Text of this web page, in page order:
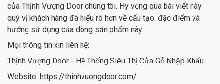
của Thịnh Vượng Door chúng tôi. Hy vọng qua bài viết này
quý vị khách hàng đã hiểu rõ hơn về cấu tạo, đặc điểm và
hướng sử dụng của dòng sản phẩm này.
Mọi thông tin xin liên hệ:
Thịnh Vượng Door - Hệ Thống Siêu Thị Cửa Gỗ Nhập Khẩu
Website: https://thinhvuongdoor.com/